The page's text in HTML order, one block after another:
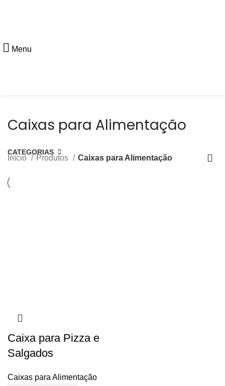
Menu
Caixas para Alimentação
CATEGORIAS
Início Produtos Caixas para Alimentação
Caixa para Pizza e
Salgados
Caixas para Alimentação